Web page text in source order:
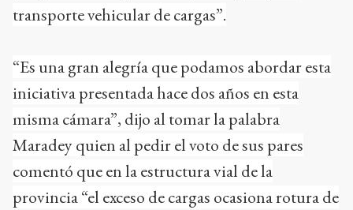
transporte vehicular de cargas”.
“Es una gran alegría que podamos abordar esta
iniciativa presentada hace dos años en esta
misma cámara”, dijo al tomar la palabra
Maradey quien al pedir el voto de sus pares
comentó que en la estructura vial de la
provincia “el exceso de cargas ocasiona rotura de